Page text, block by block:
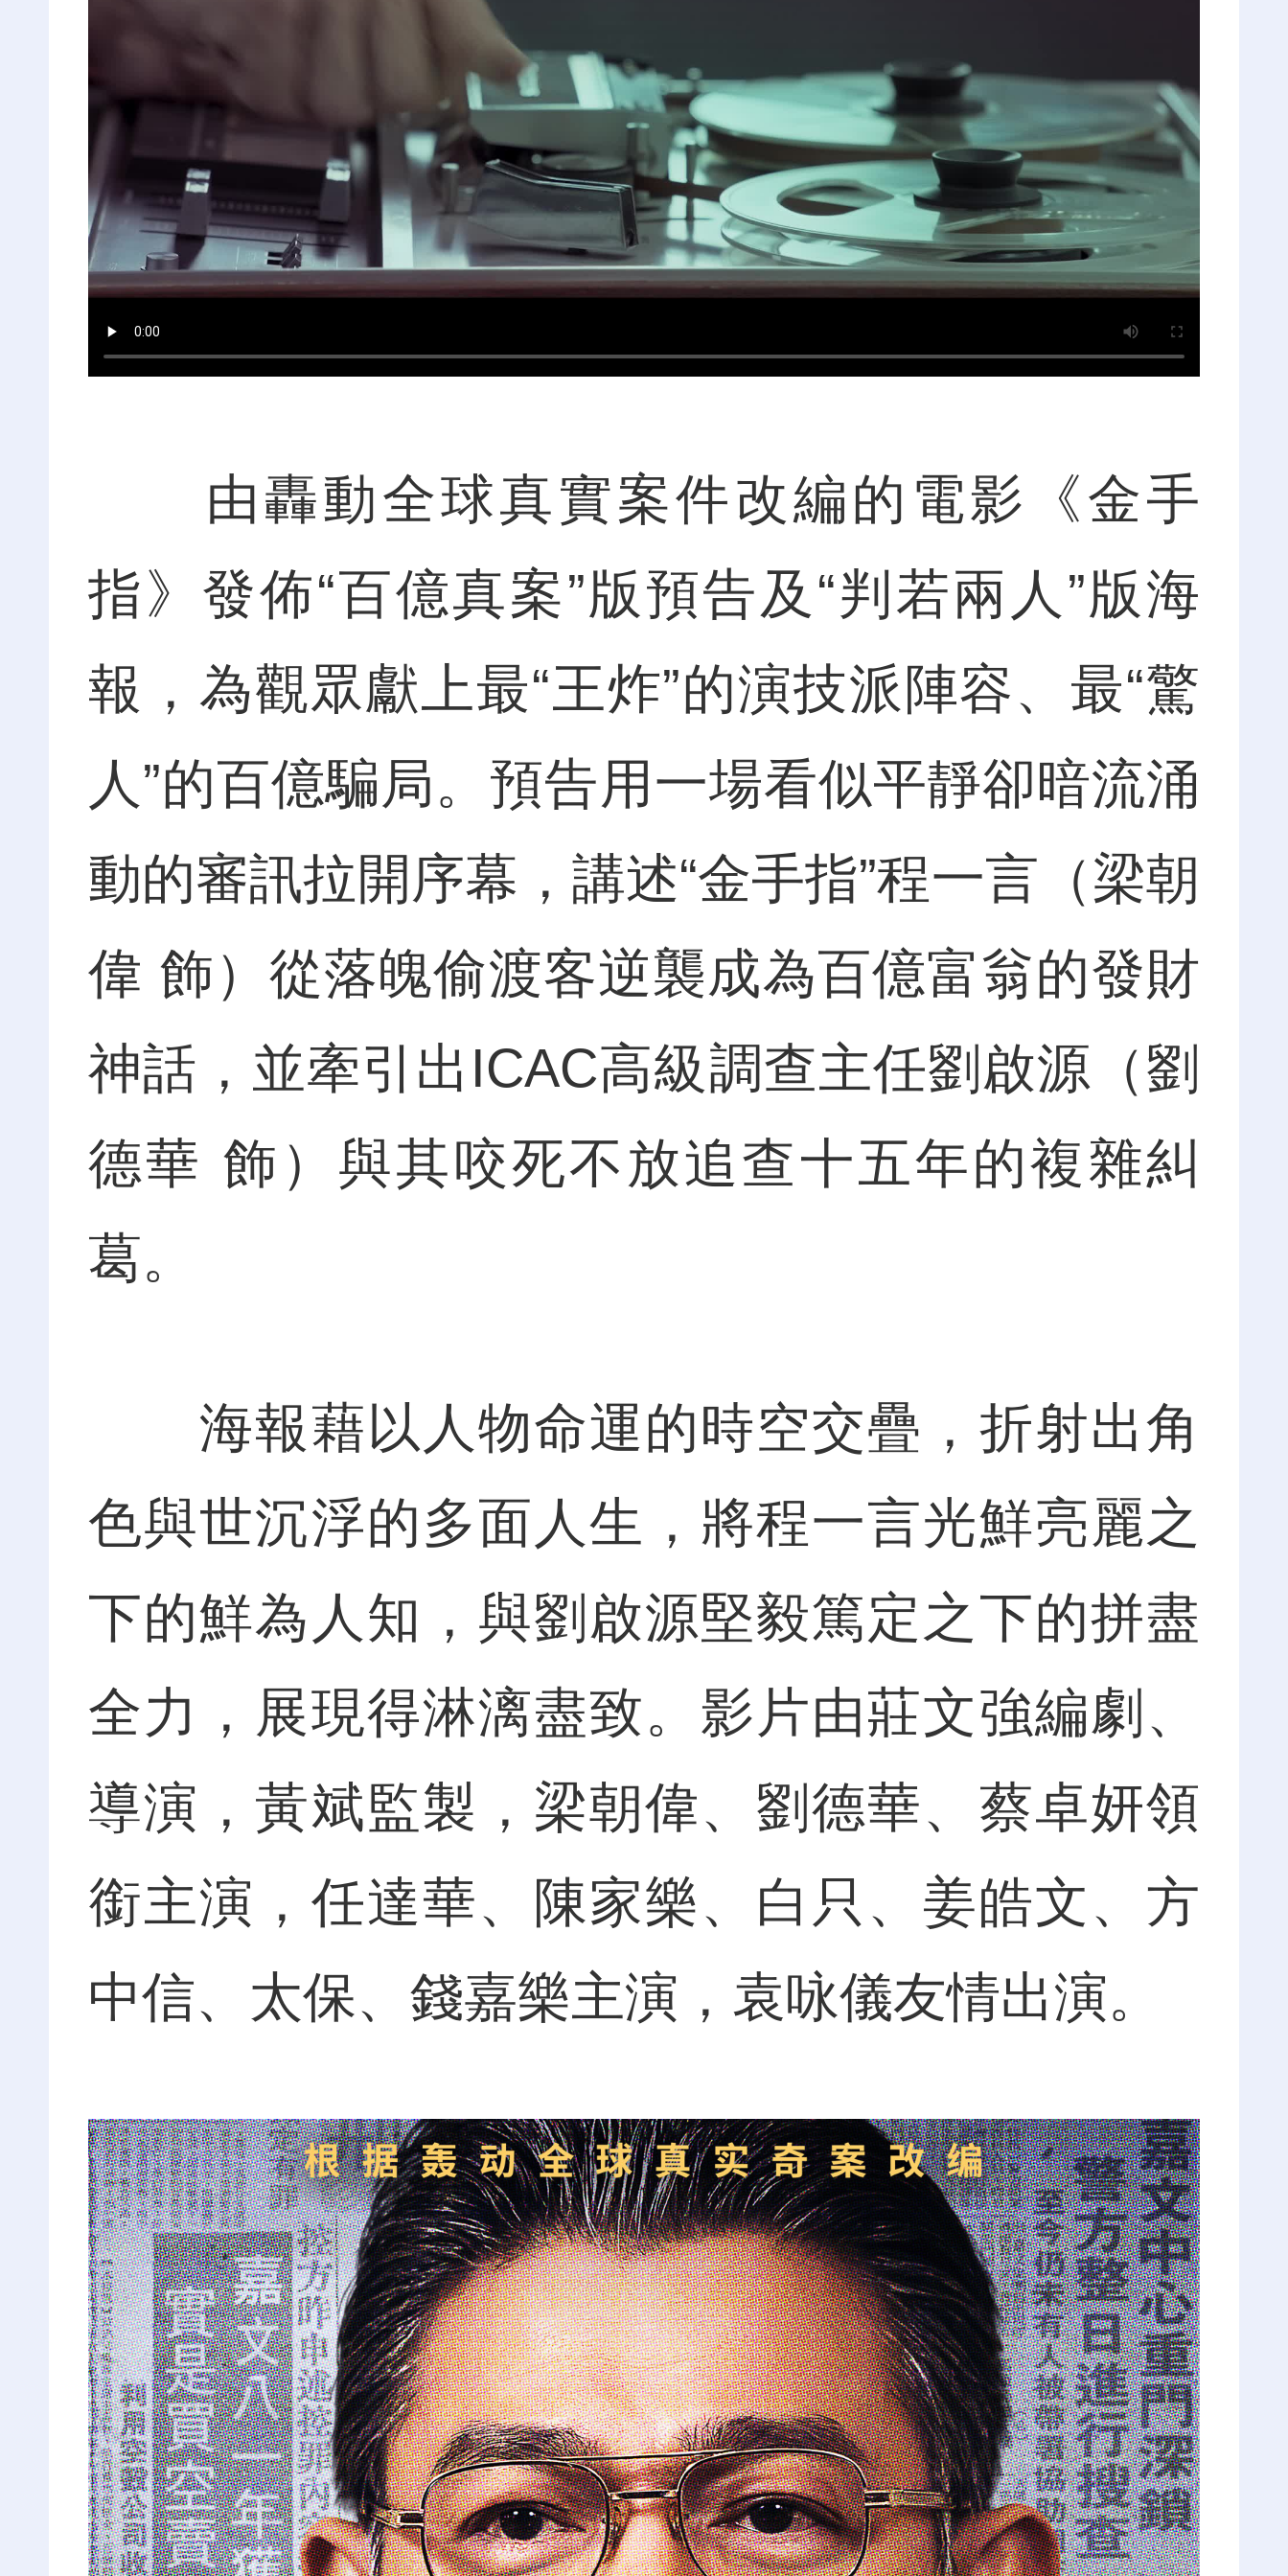
由轟動全球真實案件改編的電影《金手
指》發佈“百億真案”版預告及“判若兩人”版海
報，為觀眾獻上最“王炸”的演技派陣容、最“驚
人”的百億騙局。預告用一場看似平靜卻暗流涌
動的審訊拉開序幕，講述“金手指”程一言（梁朝
偉 飾）從落魄偷渡客逆襲成為百億富翁的發財
神話，並牽引出ICAC高級調查主任劉啟源（劉
德華 飾）與其咬死不放追查十五年的複雜糾
葛。
海報藉以人物命運的時空交疊，折射出角
色與世沉浮的多面人生，將程一言光鮮亮麗之
下的鮮為人知，與劉啟源堅毅篤定之下的拼盡
全力，展現得淋漓盡致。影片由莊文強編劇、
導演，黃斌監製，梁朝偉、劉德華、蔡卓妍領
銜主演，任達華、陳家樂、白只、姜皓文、方
中信、太保、錢嘉樂主演，袁咏儀友情出演。